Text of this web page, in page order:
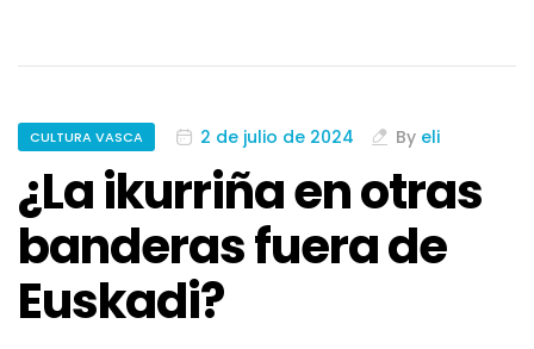
CULTURA VASCA 2 de julio de 2024 By eli
¿La ikurriña en otras
banderas fuera de
Euskadi?